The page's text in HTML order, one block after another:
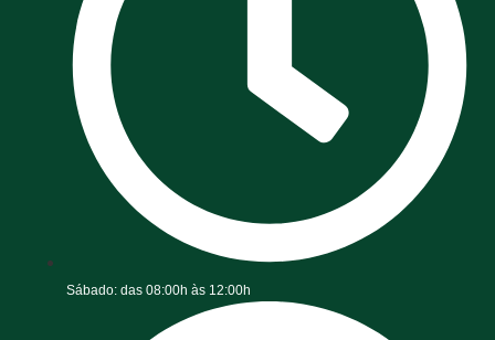
Sábado: das 08:00h às 12:00h